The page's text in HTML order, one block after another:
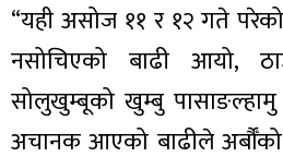
“यही असोज ११ र १२ गते
नसोचिएको बाढी आयो,
सोलुखुम्बूको खुम्बु पासाङल्हामु
अचानक आएको बाढीले अर्बौँको